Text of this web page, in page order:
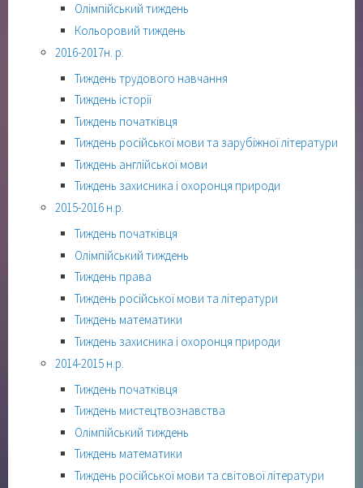
Олімпійський тиждень
Кольоровий тиждень
2016-2017н. р.
Тиждень трудового навчання
Тиждень історії
Тиждень початківця
Тиждень російської мови та зарубіжної літератури
Тиждень англійської мови
Тиждень захисника і охоронця природи
2015-2016 н.р.
Тиждень початківця
Олімпійський тиждень
Тиждень права
Тиждень російської мови та літератури
Тиждень математики
Тиждень захисника і охоронця природи
2014-2015 н.р.
Тиждень початківця
Тиждень мистецтвознавства
Олімпійський тиждень
Тиждень математики
Тиждень російської мови та світової літератури